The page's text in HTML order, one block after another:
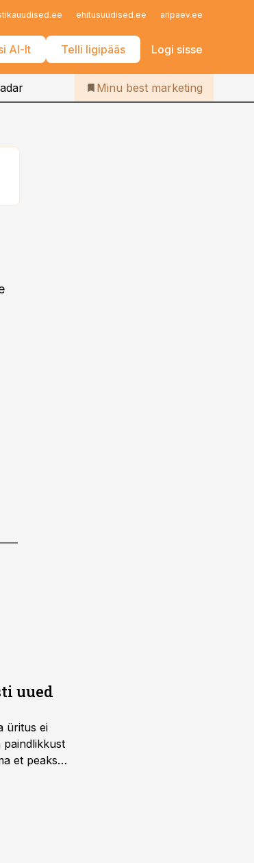
ehitusuudised.ee aripaev.ee
AI-lt Telli ligipääs Logi sisse
Iseteenindus
Telli Bestmarketing
Minu best marketing
uued
üritus ei
paindlikkust
et peaks